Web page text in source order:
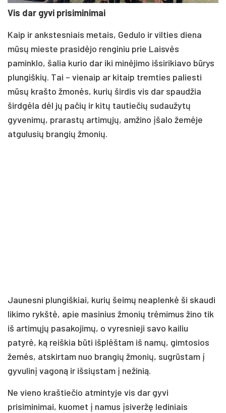
Vis dar gyvi prisiminimai
Kaip ir ankstesniais metais, Gedulo ir vilties diena
mūsų mieste prasidėjo renginiu prie Laisvės
paminklo, šalia kurio dar iki minėjimo išsirikiavo būrys
plungiškių. Tai – vienaip ar kitaip tremties paliesti
mūsų krašto žmonės, kurių širdis vis dar spaudžia
širdgėla dėl jų pačių ir kitų tautiečių sudaužytų
gyvenimų, prarastų artimųjų, amžino įšalo žemėje
atgulusių brangių žmonių.
Jaunesni plungiškiai, kurių šeimų neaplenkė ši skaudi
likimo rykštė, apie masinius žmonių trėmimus žino tik
iš artimųjų pasakojimų, o vyresnieji savo kailiu
patyrė, ką reiškia būti išplėštam iš namų, gimtosios
žemės, atskirtam nuo brangių žmonių, sugrūstam į
gyvulinį vagoną ir išsiųstam į nežinią.
Ne vieno kraštiečio atmintyje vis dar gyvi
prisiminimai, kuomet į namus įsiveržę lediniais